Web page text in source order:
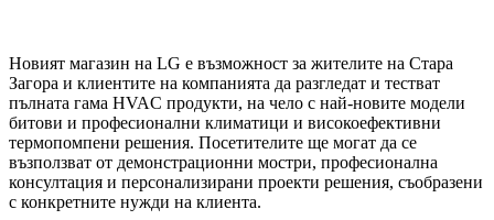
Новият магазин на LG е възможност за жителите на Стара
Загора и клиентите на компанията да разгледат и тестват
пълната гама HVAC продукти, на чело с най-новите модели
битови и професионални климатици и високоефективни
термопомпени решения. Посетителите ще могат да се
възползват от демонстрационни мостри, професионална
консултация и персонализирани проекти решения, съобразени
с конкретните нужди на клиента.